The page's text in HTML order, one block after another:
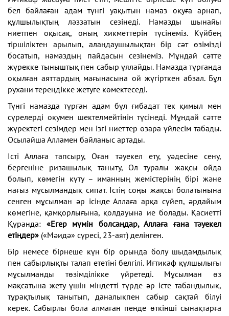
бел байлаған адам түнгі уақытын намаз оқуға арнап,
құлшылықтың ләззатын сезінеді. Намазды шынайы
ниетпен оқысақ, оның хикметтерін түсінеміз. Күйбең
тіршіліктен арылып, алаңдаушылықтан бір сәт өзімізді
босатып, намаздың пайдасын сезінеміз. Мұндай сәтте
жүрекке тыныштық пен сабыр ұялайды. Намазда тұрғанда
оқылған аяттардың мағынасына ой жүгірткен абзал. Бұл
рухани тереңдікке жетуге көмектеседі.
Түнгі намазда тұрған адам бұл ғибадат тек қимыл мен
сүрелерді оқумен шектелмейтінін түсінеді. Мұндай сәтте
жүректегі сезімдер мен ізгі ниеттер өзара үйлесім табады.
Осылайша Алламен байланыс артады.
Істі Аллаға тапсыру, Оған тәуекел ету, уәдесіне сену,
бергеніне ризашылық таныту, Ол туралы жақсы ойда
болып, көмегін күту – иманның жемістерінің бірі және
нағыз мұсылмандық сипат. Істің соңы жақсы болатынына
сенген мұсылман әр ісінде Аллаға арқа сүйеп, әрдайым
көмегіне, қамқорлығына, қолдауына ие болады. Қасиетті
Құранда: «Егер мүмін болсаңдар, Аллаға ғана тәуекел
етіңдер» («Мәидә» сүресі, 23-аят) делінген.
Бір немесе бірнеше күн бір орында болу шыдамдылық
пен сабырлықты талап ететіні белгілі. Иғтикаф құлшылығы
мұсылманды төзімділікке үйретеді. Мұсылман өз
мақсатына жету үшін міндетті түрде әр істе табандылық,
тұрақтылық танытып, даналықпен сабыр сақтай білуі
керек. Сабырлы бола алмаған пенде өткінші сынақтарға